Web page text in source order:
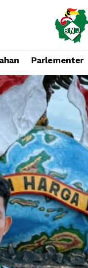
Parlementer